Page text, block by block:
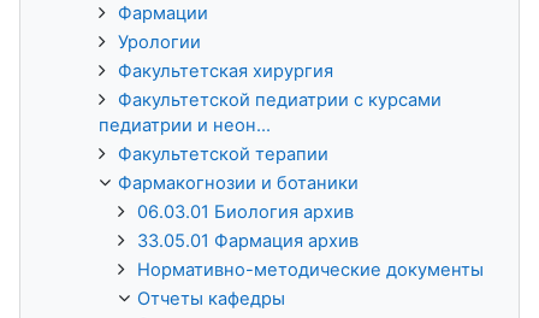
Фармации
Урологии
Факультетская хирургия
Факультетской педиатрии с курсами
педиатрии и неон...
Факультетской терапии
Фармакогнозии и ботаники
06.03.01 Биология архив
33.05.01 Фармация архив
Нормативно-методические документы
Отчеты кафедры